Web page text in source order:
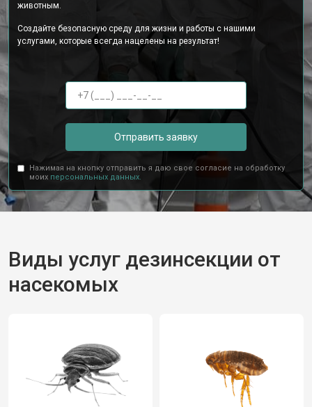
животным.
Создайте безопасную среду для жизни и работы с нашими
услугами, которые всегда нацелены на результат!
Отправить заявку
Нажимая на кнопку отправить я даю свое согласие на обработку
моих персональных данных.
Виды услуг дезинсекции от
насекомых